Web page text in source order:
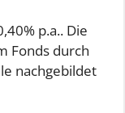
p.a.. Die
Fonds durch
nachgebildet